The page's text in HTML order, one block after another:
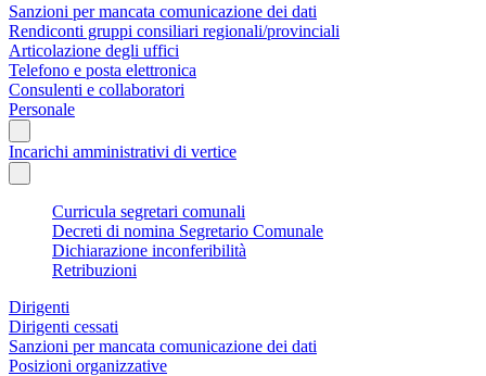
Sanzioni per mancata comunicazione dei dati
Rendiconti gruppi consiliari regionali/provinciali
Articolazione degli uffici
Telefono e posta elettronica
Consulenti e collaboratori
Personale
Incarichi amministrativi di vertice
Curricula segretari comunali
Decreti di nomina Segretario Comunale
Dichiarazione inconferibilità
Retribuzioni
Dirigenti
Dirigenti cessati
Sanzioni per mancata comunicazione dei dati
Posizioni organizzative